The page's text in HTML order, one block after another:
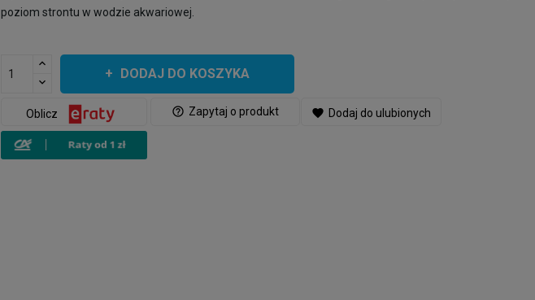
poziom strontu w wodzie akwariowej.
DODAJ DO KOSZYKA
help_outline Zapytaj o produkt
Oblicz favorite Dodaj do ulubionych